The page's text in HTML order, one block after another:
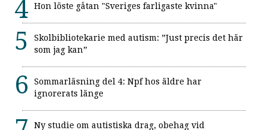
Hon löste gåtan "Sveriges farligaste kvinna"
Skolbibliotekarie med autism: ”Just precis det här
som jag kan”
Sommarläsning del 4: Npf hos äldre har
ignorerats länge
Ny studie om autistiska drag, obehag vid